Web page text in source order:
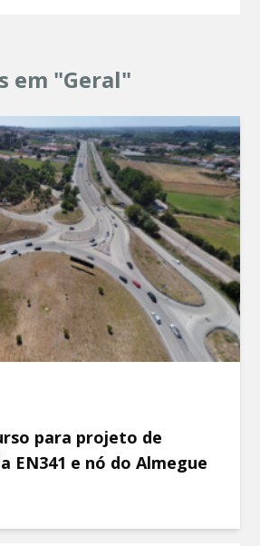
em "Geral"
para projeto de
EN341 e nó do Almegue